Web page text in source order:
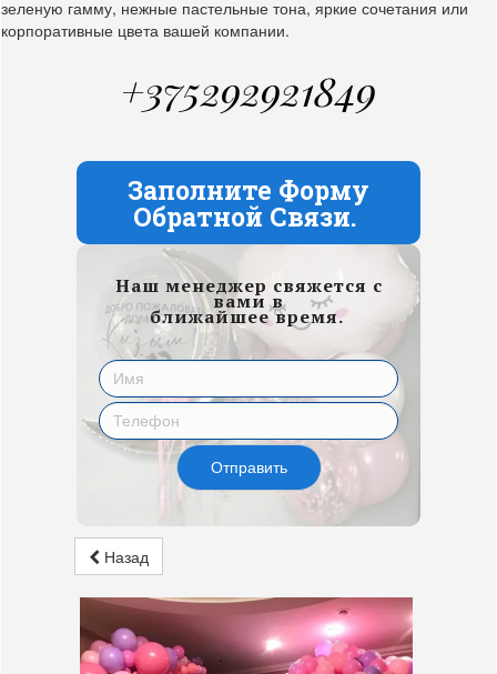
зеленую гамму, нежные пастельные тона, яркие сочетания или
корпоративные цвета вашей компании.
+375292921849
Заполните Форму
Обратной Связи.
Наш менеджер свяжется с
вами в
ближайшее время.
Отправить
Назад